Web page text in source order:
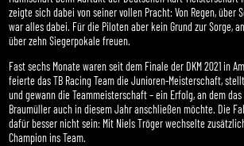
zeigte sich dabei von seiner vollen Pracht: Von Regen, über
war alles dabei. Für die Piloten aber kein Grund zur Sorge,
über zehn Siegerpokale freuen.
Fast sechs Monate waren seit dem Finale der DKM 2021 in
feierte das TB Racing Team die Junioren-Meisterschaft,
und gewann die Teammeisterschaft – ein Erfolg, an dem das
Braumüller auch in diesem Jahr anschließen möchte. Die
dafür besser nicht sein: Mit Niels Tröger wechselte
Champion ins Team.